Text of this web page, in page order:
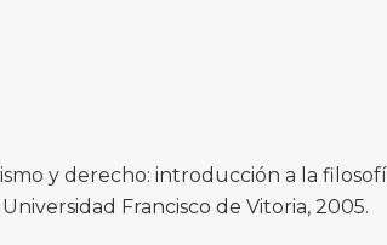
y derecho: introducción a la
Francisco de Vitoria, 2005.